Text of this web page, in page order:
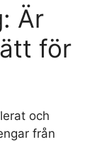
Är
för
och
från